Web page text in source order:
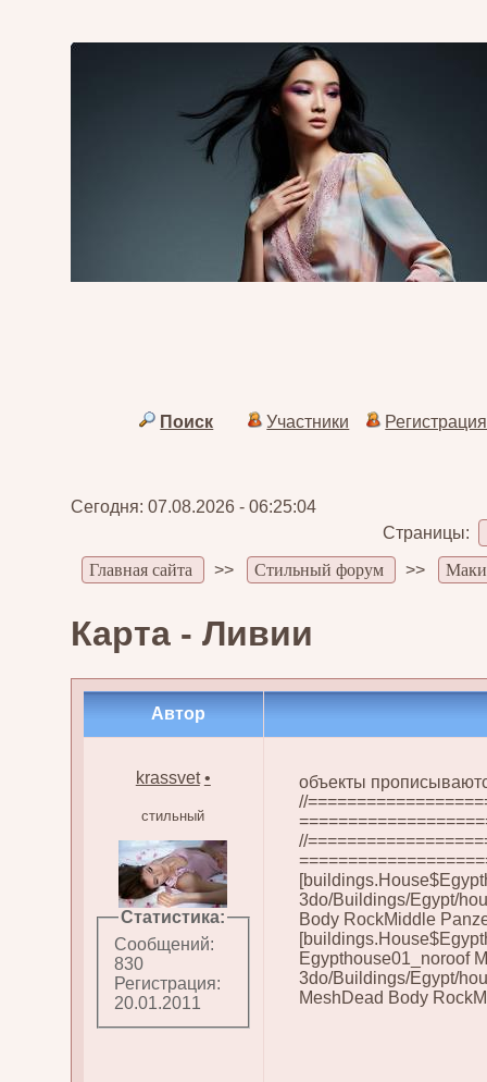
Поиск Участники Регистрация
Сегодня: 07.08.2026 - 06:25:04
Страницы:
Главная сайта
>> Стильный форум >>
Карта - Ливии
Автор
krassvet •
стильный
Статистика:
Сообщений:
830
Регистрация:
20.01.2011
объекты
//
//
3do/Buildings/Egypt/
Body RockMiddle
Egypthouse01_noroof
3do/Buildings/Egypt/
MeshDead Body